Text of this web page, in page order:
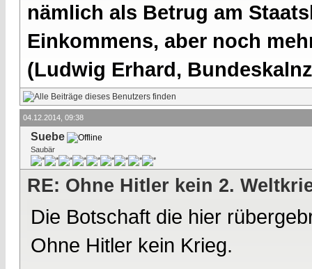
nämlich als Betrug am
Einkommens, aber noch
(Ludwig Erhard,
04.12.2014, 09:38
Suebe
Saubär
RE: Ohne Hitler kein 2.
Die Botschaft die hier
Ohne Hitler kein Krieg.